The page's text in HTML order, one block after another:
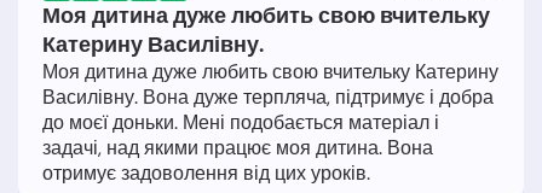
Моя дитина дуже любить свою вчительку
Катерину Василівну.
Моя дитина дуже любить свою вчительку Катерину
Василівну. Вона дуже терпляча, підтримує і добра
до моєї доньки. Мені подобається матеріал і
задачі, над якими працює моя дитина. Вона